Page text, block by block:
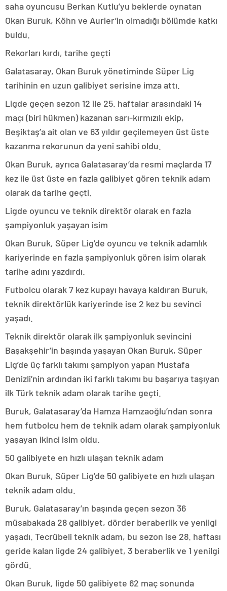
saha oyuncusu Berkan Kutlu’yu beklerde oynatan
Okan Buruk, Köhn ve Aurier’in olmadığı bölümde katkı
buldu.
Rekorları kırdı, tarihe geçti
Galatasaray, Okan Buruk yönetiminde Süper Lig
tarihinin en uzun galibiyet serisine imza attı.
Ligde geçen sezon 12 ile 25. haftalar arasındaki 14
maçı (biri hükmen) kazanan sarı-kırmızılı ekip,
Beşiktaş’a ait olan ve 63 yıldır geçilemeyen üst üste
kazanma rekorunun da yeni sahibi oldu.
Okan Buruk, ayrıca Galatasaray’da resmi maçlarda 17
kez ile üst üste en fazla galibiyet gören teknik adam
olarak da tarihe geçti.
Ligde oyuncu ve teknik direktör olarak en fazla
şampiyonluk yaşayan isim
Okan Buruk, Süper Lig’de oyuncu ve teknik adamlık
kariyerinde en fazla şampiyonluk gören isim olarak
tarihe adını yazdırdı.
Futbolcu olarak 7 kez kupayı havaya kaldıran Buruk,
teknik direktörlük kariyerinde ise 2 kez bu sevinci
yaşadı.
Teknik direktör olarak ilk şampiyonluk sevincini
Başakşehir’in başında yaşayan Okan Buruk, Süper
Lig’de üç farklı takımı şampiyon yapan Mustafa
Denizli’nin ardından iki farklı takımı bu başarıya taşıyan
ilk Türk teknik adam olarak tarihe geçti.
Buruk, Galatasaray’da Hamza Hamzaoğlu’ndan sonra
hem futbolcu hem de teknik adam olarak şampiyonluk
yaşayan ikinci isim oldu.
50 galibiyete en hızlı ulaşan teknik adam
Okan Buruk, Süper Lig’de 50 galibiyete en hızlı ulaşan
teknik adam oldu.
Buruk, Galatasaray’ın başında geçen sezon 36
müsabakada 28 galibiyet, dörder beraberlik ve yenilgi
yaşadı. Tecrübeli teknik adam, bu sezon ise 28. haftası
geride kalan ligde 24 galibiyet, 3 beraberlik ve 1 yenilgi
gördü.
Okan Buruk, ligde 50 galibiyete 62 maç sonunda